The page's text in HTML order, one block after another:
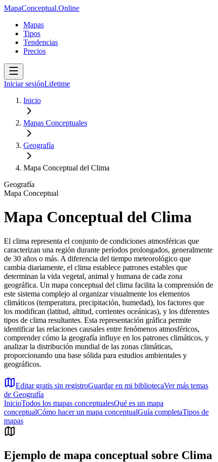
MapaConceptual.Online
Mapas
Tipos
Tendencias
Precios
Iniciar sesiónLifetime
Inicio
Mapas Conceptuales
Geografía
Mapa Conceptual del Clima
Geografía
Mapa Conceptual
Mapa Conceptual del Clima
El clima representa el conjunto de condiciones atmosféricas que
caracterizan una región durante períodos prolongados, generalmente
de 30 años o más. A diferencia del tiempo meteorológico que
cambia diariamente, el clima establece patrones estables que
determinan la vida vegetal, animal y humana de cada zona
geográfica. Un mapa conceptual del clima facilita la comprensión de
este sistema complejo al organizar visualmente los elementos
climáticos (temperatura, precipitación, humedad), los factores que
los modifican (latitud, altitud, corrientes oceánicas), y los diferentes
tipos de clima resultantes. Esta representación gráfica permite
identificar las relaciones causales entre fenómenos atmosféricos,
comprender cómo la geografía influye en los patrones climáticos, y
analizar la distribución mundial de las zonas climáticas,
proporcionando una base sólida para estudios ambientales y
geográficos.
Editar gratis sin registroGuardar en mi bibliotecaVer más temas
de Geografía
InicioTodos los mapas conceptualesQué es un mapa
conceptualCómo hacer un mapa conceptualGuía completaTipos de
mapas
Ejemplo de mapa conceptual sobre Clima